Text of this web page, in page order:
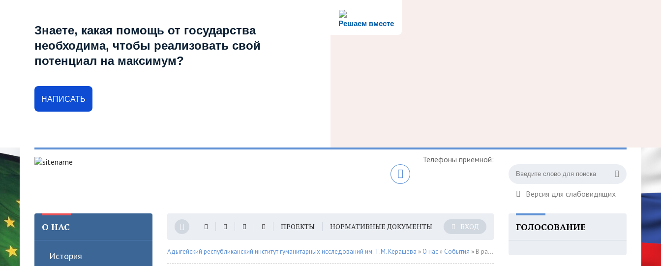
Решаем вместе
Знаете, какая помощь от государства
необходима, чтобы реализовать свой
потенциал на максимум?
НАПИСАТЬ
Версия для слабовидящих
Телефоны приемной:
О НАС
История
ПРОЕКТЫ НОРМАТИВНЫЕ ДОКУМЕНТЫ ВХОД
Адыгейский республиканский институт гуманитарных исследований им. Т.М. Керашева » О нас » События » В рамках сохранения и популяризации адыгской культуры среди молодежи был проведен круглый стол на тему " Адыгская культура и молодежь. Проблемы и перспективы".
ГОЛОСОВАНИЕ